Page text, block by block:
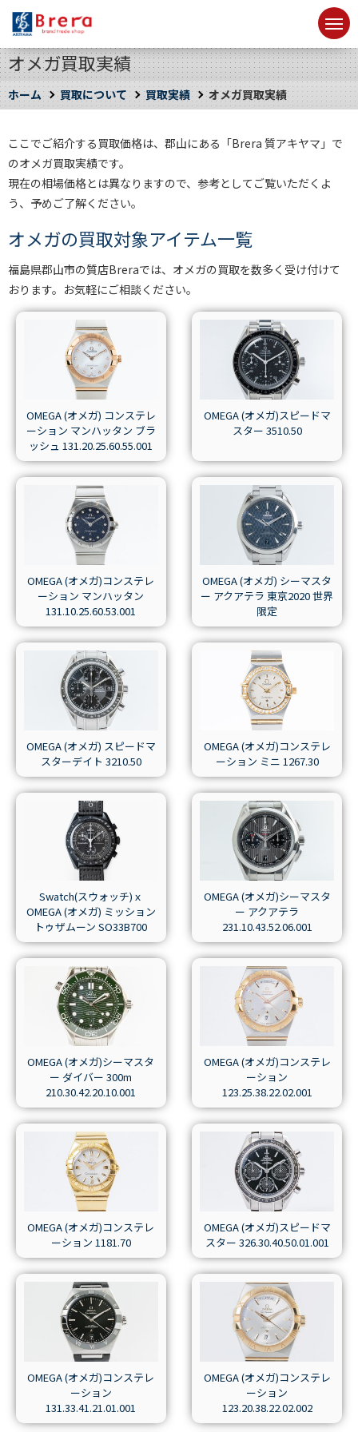
オメガ買取実績
ホーム 買取について 買取実績 オメガ買取実績
ここでご紹介する買取価格は、郡山にある「Brera 質アキヤマ」で
のオメガ買取実績です。
現在の相場価格とは異なりますので、参考としてご覧いただくよ
う、予めご了解ください。
オメガの買取対象アイテム一覧
福島県郡山市の質店Breraでは、オメガの買取を数多く受け付けて
おります。お気軽にご相談ください。
OMEGA (オメガ) コンステレ
ーション マンハッタン ブラ
ッシュ 131.20.25.60.55.00 1
OMEGA (オメガ)スピードマ
スター 3510.50
OMEGA (オメガ)コンステレ
ーション マンハッタン
131.10.25.60.53.001
OMEGA (オメガ) シーマスタ
ー アクアテラ 東京2020 世界
限定
OMEGA (オメガ) スピードマ
スターデイト 3210.50
OMEGA (オメガ)コンステレ
ーション ミニ 1267.30
Swatch(スウォッチ)ｘ
OMEGA (オメガ) ミッション
トゥザムーン SO33B700
OMEGA (オメガ)シーマスタ
ー アクアテラ
231.10.43.52.06.001
OMEGA (オメガ)シーマスタ
ー ダイバー 300m
210.30.42.20.10.001
OMEGA (オメガ)コンステレ
ーション
123.25.38.22.02.001
OMEGA (オメガ)コンステレ
ーション 1181.70
OMEGA (オメガ)スピードマ
スター 326.30.40.50.01.001
OMEGA (オメガ)コンステレ
ーション
131.33.41.21.01.001
OMEGA (オメガ)コンステレ
ーション
123.20.38.22.02.002